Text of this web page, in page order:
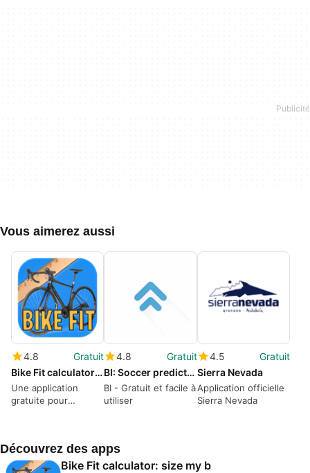
Vous aimerez aussi
4.8
Gratuit
Bike Fit calculator: size my b
Une application
gratuite pour
4.8
Gratuit
BI: Soccer predictions odds
BI - Gratuit et facile à
utiliser
4.5
Gratuit
Sierra Nevada
Application officielle
Sierra Nevada
Découvrez des apps
Bike Fit calculator: size my b